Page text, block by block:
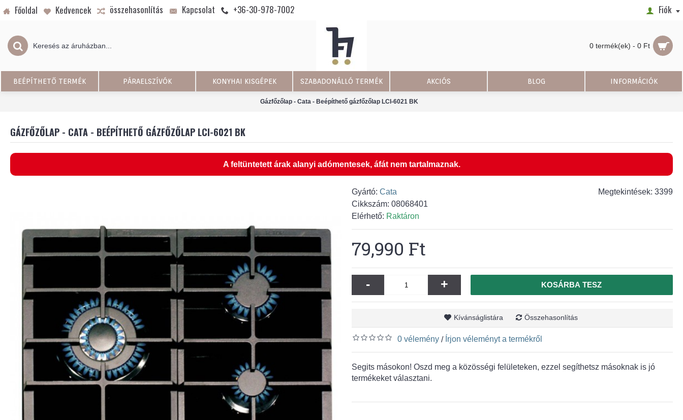
Főoldal Kedvencek összehasonlítás Kapcsolat +36-30-978-7002 Fiók
0 termék(ek) - 0 Ft
BEÉPÍTHETŐ TERMÉK PÁRAELSZÍVÓK KONYHAI KISGÉPEK SZABADONÁLLÓ TERMÉK AKCIÓS BLOG INFORMÁCIÓK
Gázfőzőlap - Cata - Beépíthető gázfőzőlap LCI-6021 BK
GÁZFŐZŐLAP - CATA - BEÉPÍTHETŐ GÁZFŐZŐLAP LCI-6021 BK
A feltüntetett árak alanyi adómentesek, áfát nem tartalmaznak.
Megtekintések: 3399
Gyártó: Cata
Cikkszám: 08068401
Elérhető: Raktáron
79,990 Ft
- + KOSÁRBA TESZ
Kívánságlistára Összehasonlítás
0 vélemény / Írjon véleményt a termékről
Segits másokon! Oszd meg a közösségi felületeken, ezzel segíthetsz másoknak is jó
termékeket választani.